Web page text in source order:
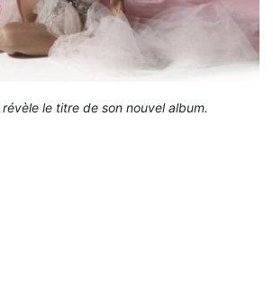
le titre de son nouvel album.